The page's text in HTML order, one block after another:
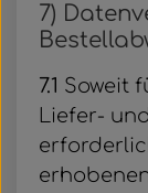
7)
7.1 Soweit
Liefer-